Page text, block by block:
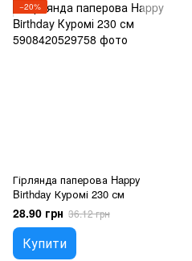
−20%
Гірлянда паперова Happy
Birthday Куромі 230 см
28.90 грн 36.12 грн
Купити